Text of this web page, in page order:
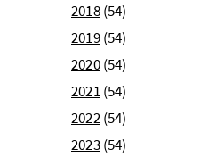
2018(54)
2019(54)
2020(54)
2021(54)
2022(54)
2023(54)